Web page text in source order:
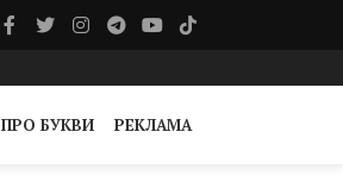
ПРО БУКВИ РЕКЛАМА